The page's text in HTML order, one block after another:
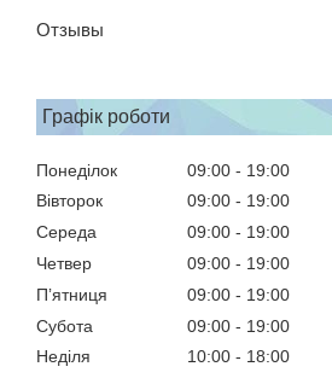
Отзывы
Графік роботи
Понеділок 09:00
19:00
Вівторок
09:00
19:00
Середа
09:00
19:00
Четвер
09:00
19:00
Пʼятниця
09:00
19:00
Субота
09:00
19:00
Неділя
10:00 18:00